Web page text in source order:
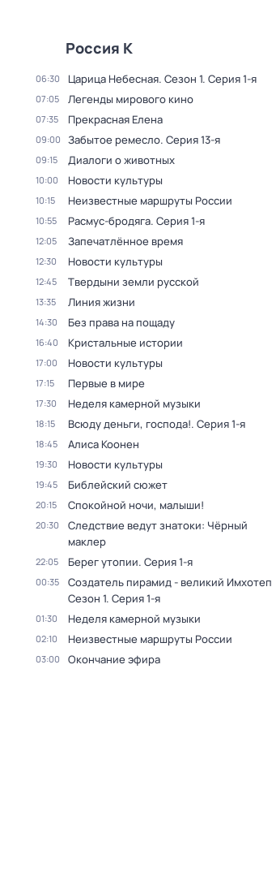
Россия К
06:30 Царица Небесная. Сезон 1. Серия 1-я
07:05 Легенды мирового кино
07:35 Прекрасная Елена
09:00 Забытое ремесло. Серия 13-я
09:15 Диалоги о животных
10:00 Новости культуры
10:15 Неизвестные маршруты России
10:55 Расмус-бродяга. Серия 1-я
12:05 Запечатлённое время
12:30 Новости культуры
12:45 Твердыни земли русской
13:35 Линия жизни
14:30 Без права на пощаду
16:40 Кристальные истории
17:00 Новости культуры
17:15 Первые в мире
17:30 Неделя камерной музыки
18:15 Всюду деньги, господа!. Серия 1-я
18:45 Алиса Коонен
19:30 Новости культуры
19:45 Библейский сюжет
20:15 Спокойной ночи, малыши!
20:30
Следствие ведут знатоки: Чёрный
маклер
22:05 Берег утопии. Серия 1-я
00:35 Создатель пирамид - великий Имхотеп
Сезон 1. Серия 1-я
01:30 Неделя камерной музыки
02:10 Неизвестные маршруты России
03:00 Окончание эфира